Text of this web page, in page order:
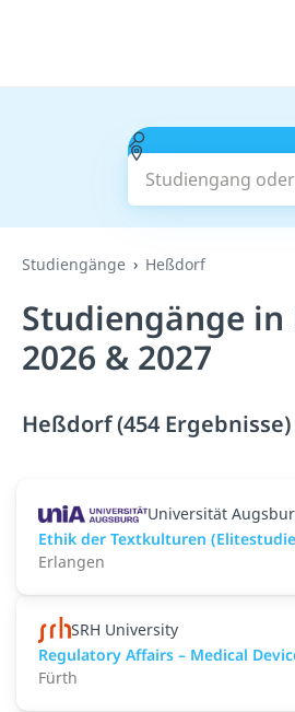
Studiengang oder
Studiengänge Heßdorf
Studiengänge
2026 & 2027
Heßdorf (454 Ergebnisse)
Universität
Ethik der Textkulturen
Erlangen
SRH University
Regulatory Affairs – Medical
Fürth